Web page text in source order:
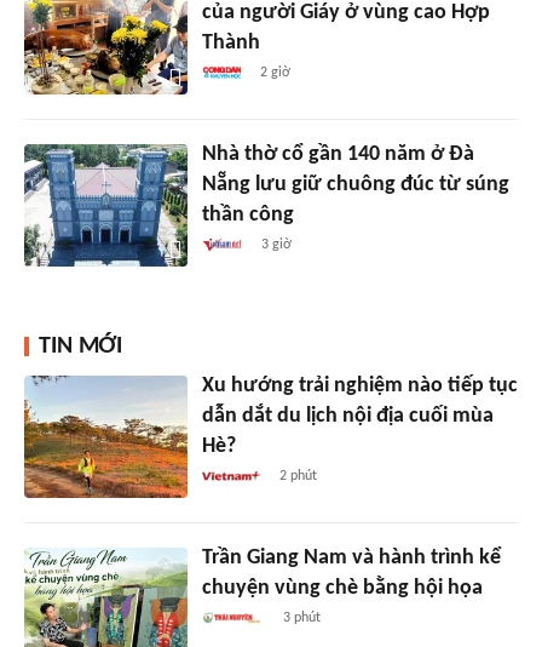
của người Giáy ở vùng cao Hợp
Thành
2 giờ
Nhà thờ cổ gần 140 năm ở Đà
Nẵng lưu giữ chuông đúc từ súng
thần công
3 giờ
TIN MỚI
Xu hướng trải nghiệm nào tiếp tục
dẫn dắt du lịch nội địa cuối mùa
Hè?
2 phút
Trần Giang Nam và hành trình kể
chuyện vùng chè bằng hội họa
3 phút